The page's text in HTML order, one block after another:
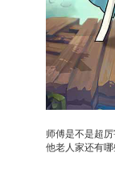
师傅是不是超
他老人家还有哪